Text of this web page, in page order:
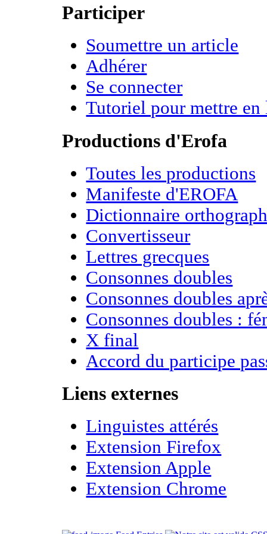
Participer
Soumettre un article
Adhérer
Se connecter
Tutoriel pour mettre en
Productions d'Erofa
Toutes les productions
Manifeste d'EROFA
Dictionnaire
Convertisseur
Lettres grecques
Consonnes doubles
Consonnes doubles
Consonnes doubles :
X final
Accord du participe
Liens externes
Linguistes attérés
Extension Firefox
Extension Apple
Extension Chrome